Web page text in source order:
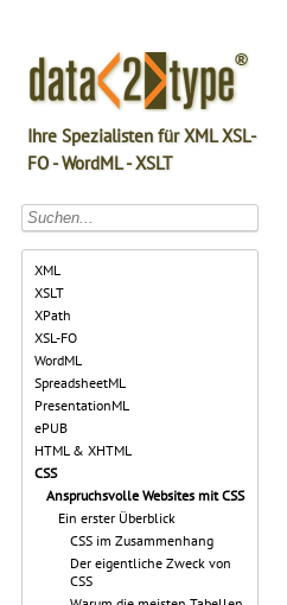
Ihre Spezialisten für XML XSL-
FO - WordML - XSLT
XML
XSLT
XPath
XSL-FO
WordML
SpreadsheetML
PresentationML
ePUB
HTML & XHTML
CSS
Anspruchsvolle Websites mit CSS
Ein erster Überblick
CSS im Zusammenhang
Der eigentliche Zweck von
CSS